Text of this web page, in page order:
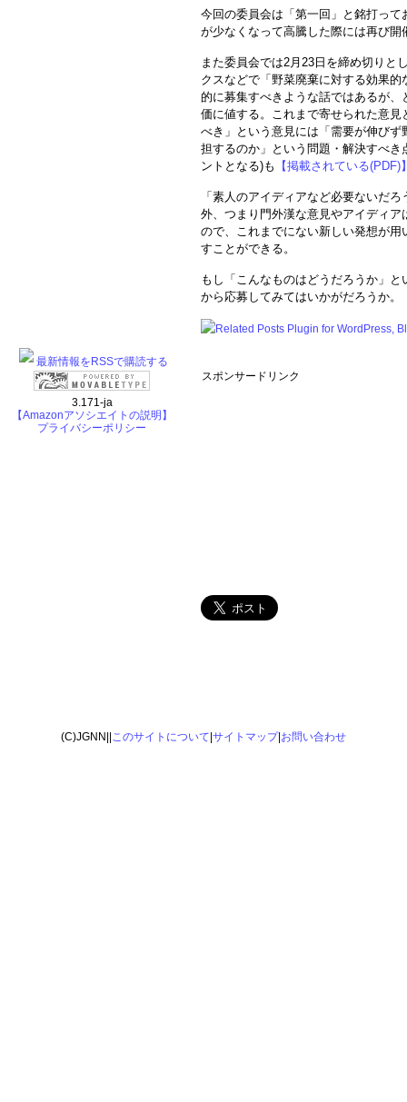
今回の委員会は「第一回」と銘打っ
が少なくなって高騰した際には再び
また委員会では2月23日を締め切りと
クスなどで「野菜廃棄に対する効果
的に募集すべきような話ではあるが
価に値する。これまで寄せられた意
べき」という意見には「需要が伸び
担するのか」という問題・解決すべ
ントとなる)も
【掲載されている(PDF)
「素人のアイディアなど必要ないだ
外、つまり門外漢な意見やアイディ
ので、これまでにない新しい発想が
すことができる。
もし「こんなものはどうだろうか」
から応募してみてはいかがだろうか。
スポンサードリンク
最新情報をRSSで購読する
3.171-ja
【Amazonアソシエイトの説明】
プライバシーポリシー
(C)JGNN|| このサイトについて サイトマップ| お問い合わせ